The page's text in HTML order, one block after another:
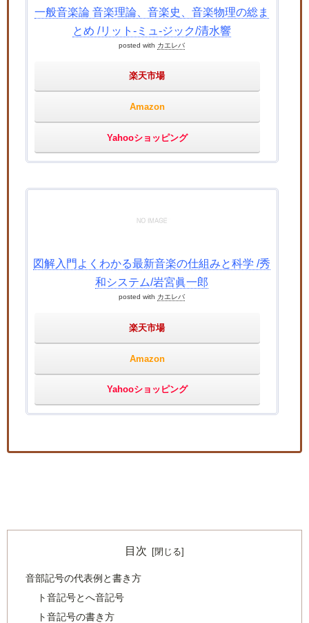
一般音楽論 音楽理論、音楽史、音楽物理の総ま
とめ /リット-ミュ-ジック/清水響
posted with カエレバ
楽天市場
Amazon
Yahooショッピング
図解入門よくわかる最新音楽の仕組みと科学 /秀
和システム/岩宮眞一郎
posted with カエレバ
楽天市場
Amazon
Yahooショッピング
目次
音部記号の代表例と書き方
ト音記号とへ音記号
ト音記号の書き方